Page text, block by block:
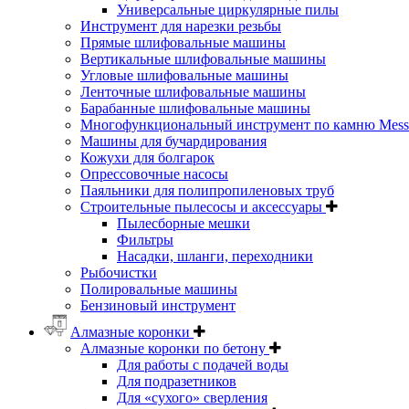
Универсальные циркулярные пилы
Инструмент для нарезки резьбы
Прямые шлифовальные машины
Вертикальные шлифовальные машины
Угловые шлифовальные машины
Ленточные шлифовальные машины
Барабанные шлифовальные машины
Многофункциональный инструмент по камню
Машины для бучардирования
Кожухи для болгарок
Опрессовочные насосы
Паяльники для полипропиленовых труб
Строительные пылесосы и аксессуары
Пылесборные мешки
Фильтры
Насадки, шланги, переходники
Рыбочистки
Полировальные машины
Бензиновый инструмент
Алмазные коронки
Алмазные коронки по бетону
Для работы с подачей воды
Для подразетников
Для «сухого» сверления